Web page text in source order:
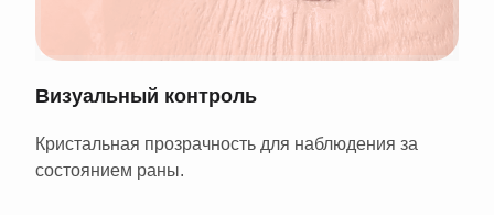
Визуальный контроль
Кристальная прозрачность для наблюдения за
состоянием раны.